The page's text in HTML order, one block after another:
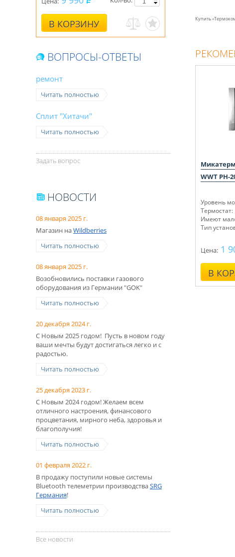
В КОРЗИНУ
ВОПРОСЫ-ОТВЕТЫ
ремонт
Читать полностью
Сплит "Хитачи"
Читать полностью
Задать вопрос
НОВОСТИ
08 января 2025 г.
Магазин наWildberries
Читать полностью
08 января 2025 г.
Возобновились поставки газового
оборудования из Германии "GOK"
Читать полностью
20 декабря 2024 г.
С Новым 2025 годом! Пусть в новом году
ваши мечты будут достигаться легко и с
радостью.
Читать полностью
25 декабря 2023 г.
С Новым 2024 годом! Желаем всем
отличного настроения, финансового
процветания, мирного неба, здоровья и
благополучия!
Читать полностью
01 февраля 2022 г.
В продажу поступили новые системы
Bluetooth телеметрии производстваSRG
Германия!
Читать полностью
Все новости
Купить
WWT PH-
Уровень
Имеют
Тип
Цена: 1
В